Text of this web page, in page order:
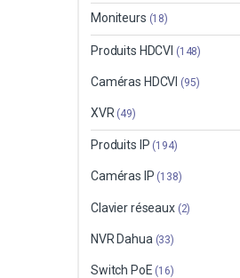
Moniteurs (18)
Produits HDCVI (148)
Caméras HDCVI (95)
XVR (49)
Produits IP (194)
Caméras IP (138)
Clavier réseaux (2)
NVR Dahua (33)
Switch PoE (16)